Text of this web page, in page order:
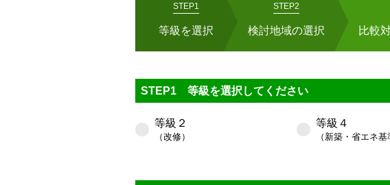
共同住宅
モデルは、JIS A 2104「住宅用窓のエネルギ
STEP1
等級を選択
STEP2
検討地域の選択 比較
STEP1 等級を選択してください
等級２
（改修）
等級４
（新築・省エネ基